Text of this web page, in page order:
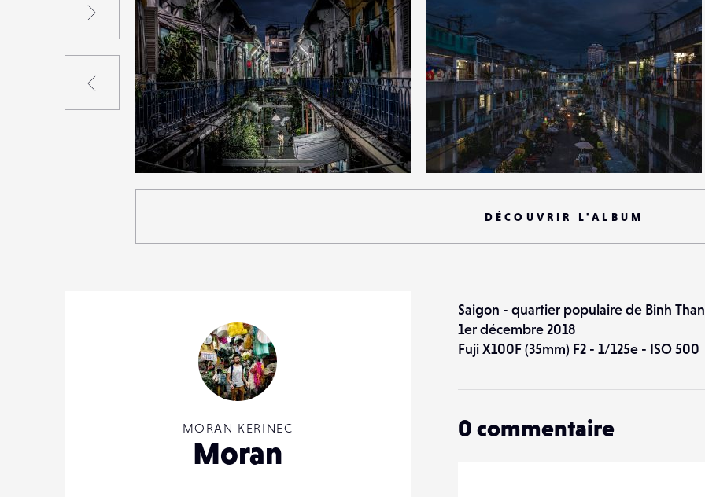
2
25
2
20
Précédent
DÉCOUVRIR L'ALBUM
MORAN KERINEC
Moran
Saigon - quartier populaire de Binh
1er décembre 2018
Fuji X100F (35mm) F2 - 1/125e - ISO 500
0 commentaire